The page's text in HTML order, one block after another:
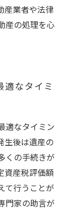
産業者や法律
産の処理を心
適なタイミ
適なタイミン
生後は遺産の
くの手続きが
資産税評価額
て行うことが
門家の助言が